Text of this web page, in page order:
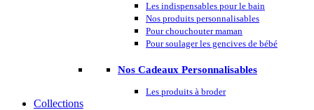
Les indispensables pour le bain
Nos produits personnalisables
Pour chouchouter maman
Pour soulager les gencives de bébé
Nos Cadeaux Personnalisables
Les produits à broder
Collections